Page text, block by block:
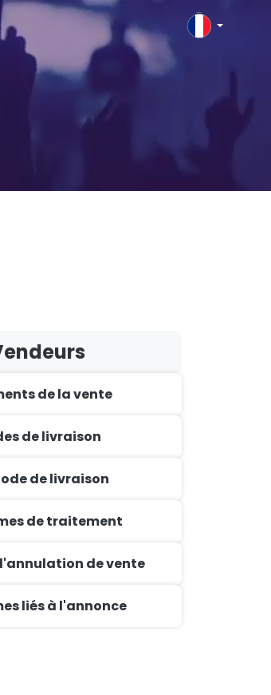
de la vente
de livraison
de livraison
de traitement
de vente
liés à l'annonce